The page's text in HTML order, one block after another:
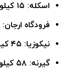
اسکله: ۱۵ کیلومتر
فرودگاه ارجان: ۴۰ کیلومتر
نیکوزیا: ۴۵ کیلومتر
گیرنه: ۵۸ کیلومتر